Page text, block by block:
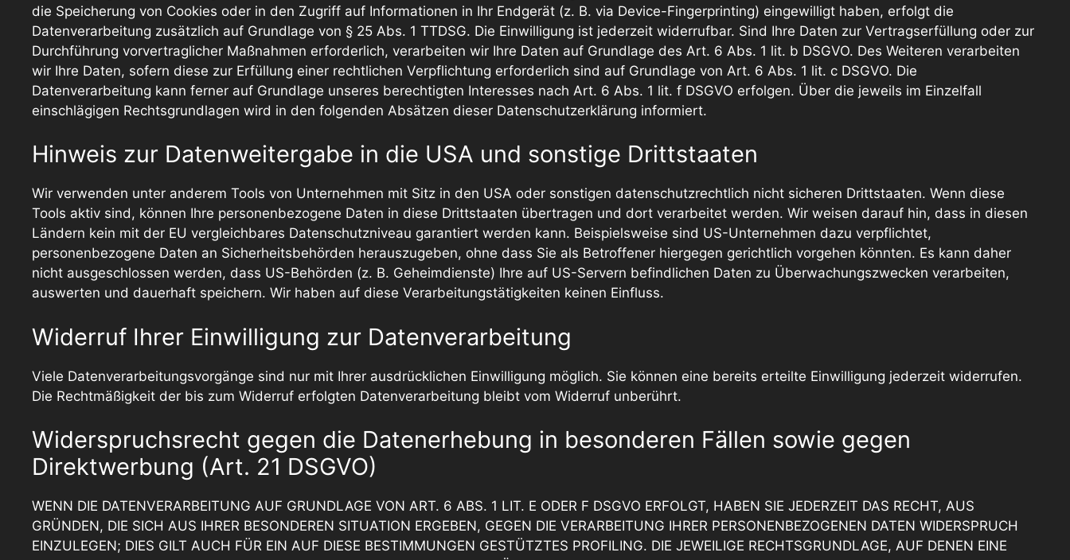
die Speicherung von Cookies oder in den Zugriff auf Informationen in Ihr Endgerät (z. B. via Device-Fingerprinting) eingewilligt haben, erfolgt die
Datenverarbeitung zusätzlich auf Grundlage von § 25 Abs. 1 TTDSG. Die Einwilligung ist jederzeit widerrufbar. Sind Ihre Daten zur Vertragserfüllung oder zur
Durchführung vorvertraglicher Maßnahmen erforderlich, verarbeiten wir Ihre Daten auf Grundlage des Art. 6 Abs. 1 lit. b DSGVO. Des Weiteren verarbeiten
wir Ihre Daten, sofern diese zur Erfüllung einer rechtlichen Verpflichtung erforderlich sind auf Grundlage von Art. 6 Abs. 1 lit. c DSGVO. Die
Datenverarbeitung kann ferner auf Grundlage unseres berechtigten Interesses nach Art. 6 Abs. 1 lit. f DSGVO erfolgen. Über die jeweils im Einzelfall
einschlägigen Rechtsgrundlagen wird in den folgenden Absätzen dieser Datenschutzerklärung informiert.
Hinweis zur Datenweitergabe in die USA und sonstige Drittstaaten
Wir verwenden unter anderem Tools von Unternehmen mit Sitz in den USA oder sonstigen datenschutzrechtlich nicht sicheren Drittstaaten. Wenn diese
Tools aktiv sind, können Ihre personenbezogene Daten in diese Drittstaaten übertragen und dort verarbeitet werden. Wir weisen darauf hin, dass in diesen
Ländern kein mit der EU vergleichbares Datenschutzniveau garantiert werden kann. Beispielsweise sind US-Unternehmen dazu verpflichtet,
personenbezogene Daten an Sicherheitsbehörden herauszugeben, ohne dass Sie als Betroffener hiergegen gerichtlich vorgehen könnten. Es kann daher
nicht ausgeschlossen werden, dass US-Behörden (z. B. Geheimdienste) Ihre auf US-Servern befindlichen Daten zu Überwachungszwecken verarbeiten,
auswerten und dauerhaft speichern. Wir haben auf diese Verarbeitungstätigkeiten keinen Einfluss.
Widerruf Ihrer Einwilligung zur Datenverarbeitung
Viele Datenverarbeitungsvorgänge sind nur mit Ihrer ausdrücklichen Einwilligung möglich. Sie können eine bereits erteilte Einwilligung jederzeit widerrufen.
Die Rechtmäßigkeit der bis zum Widerruf erfolgten Datenverarbeitung bleibt vom Widerruf unberührt.
Widerspruchsrecht gegen die Datenerhebung in besonderen Fällen sowie gegen
Direktwerbung (Art. 21 DSGVO)
WENN DIE DATENVERARBEITUNG AUF GRUNDLAGE VON ART. 6 ABS. 1 LIT. E ODER F DSGVO ERFOLGT, HABEN SIE JEDERZEIT DAS RECHT, AUS
GRÜNDEN, DIE SICH AUS IHRER BESONDEREN SITUATION ERGEBEN, GEGEN DIE VERARBEITUNG IHRER PERSONENBEZOGENEN DATEN WIDERSPRUCH
EINZULEGEN; DIES GILT AUCH FÜR EIN AUF DIESE BESTIMMUNGEN GESTÜTZTES PROFILING. DIE JEWEILIGE RECHTSGRUNDLAGE, AUF DENEN EINE